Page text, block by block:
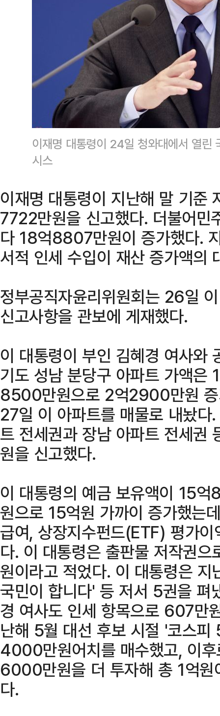
이재명 대통령이 24일 청와대에서 열
시스
이재명 대통령이 지난해 말 기준
7722만원을 신고했다. 더불어민
다 18억8807만원이 증가했다.
서적 인세 수입이 재산 증가액의
정부공직자윤리위원회는 26일
신고사항을 관보에 게재했다.
이 대통령이 부인 김혜경 여사와
기도 성남 분당구 아파트 가액
8500만원으로 2억2900만원 증
27일 이 아파트를 매물로 내놨
트 전세권과 장남 아파트 전세권
원을 신고했다.
이 대통령의 예금 보유액이 15
원으로 15억원 가까이 증가했는
급여, 상장지수펀드(ETF) 평가
다. 이 대통령은 출판물 저작권
원이라고 적었다. 이 대통령은
국민이 합니다' 등 저서 5권을 펴
경 여사도 인세 항목으로 607만
난해 5월 대선 후보 시절 '코스
4000만원어치를 매수했고, 이
6000만원을 더 투자해 총 1억원
다.